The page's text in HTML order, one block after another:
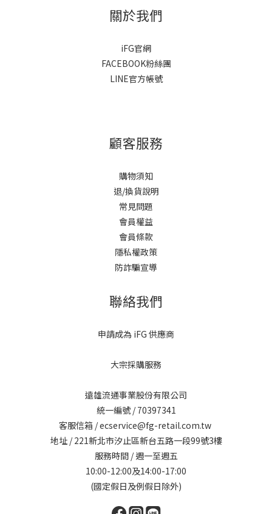
關於我們
iFG官網
FACEBOOK粉絲團
LINE官方帳號
顧客服務
購物須知
退/換貨說明
常見問題
會員權益
會員條款
隱私權政策
防詐騙宣導
聯絡我們
申請成為 iFG 供應商
大宗採購服務
遠雄流通事業股份有限公司
統一編號 / 70397341
客服信箱 / ecservice@fg-retail.com.tw
地址 / 221新北市汐止區新台五路一段99號3樓
服務時間 / 週一至週五
10:00-12:00及14:00-17:00
(國定假日及例假日除外)